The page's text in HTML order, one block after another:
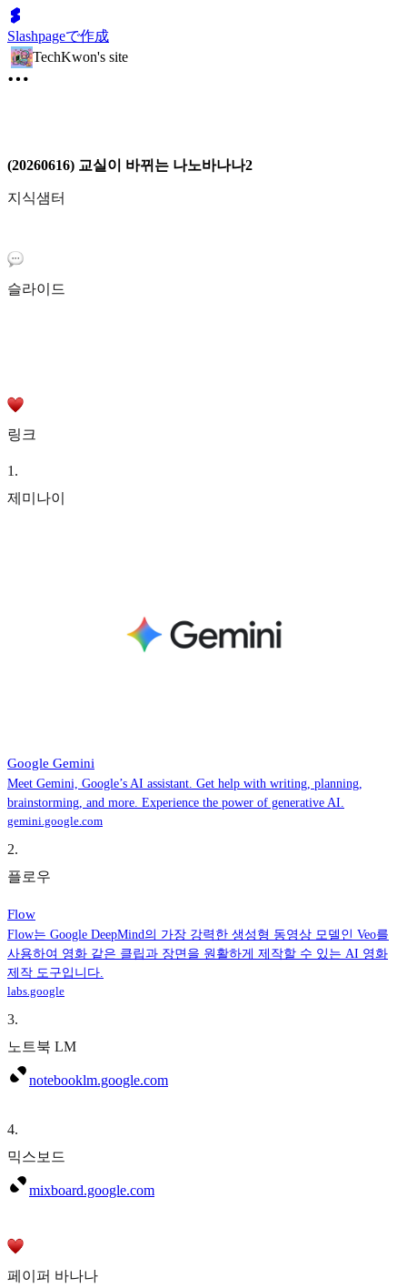
Slashpageで作成
TechKwon's site
(20260616) 교실이 바뀌는 나노바나나2
지식샘터
슬라이드
링크
1 .
제미나이
‎Google Gemini
Meet Gemini, Google’s AI assistant. Get help with writing, planning,
brainstorming, and more. Experience the power of generative AI.
gemini.google.com
2.
플로우
Flow
Flow는 Google DeepMind의 가장 강력한 생성형 동영상 모델인 Veo를
사용하여 영화 같은 클립과 장면을 원활하게 제작할 수 있는 AI 영화
제작 도구입니다.
labs.google
3.
노트북 LM
notebooklm.google.com
4.
믹스보드
mixboard.google.com
페이퍼 바나나